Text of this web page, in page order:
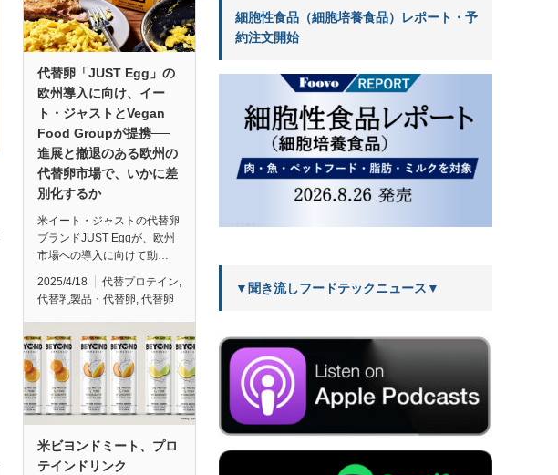
代替卵「JUST Egg」の
欧州導入に向け、イー
ト・ジャストとVegan
Food Groupが提携──
進展と撤退のある欧州の
代替卵市場で、いかに差
別化するか
米イート・ジャストの代替卵
ブランドJUST Eggが、欧州
市場への導入に向けて動…
2025/4/18 代替プロテイン
代替乳製品・代替卵 代替卵
米ビヨンドミート、プロ
テインドリンク
細胞性食品（細胞培養食品）レポート・予
約注文開始
▼聞き流しフードテックニュース▼